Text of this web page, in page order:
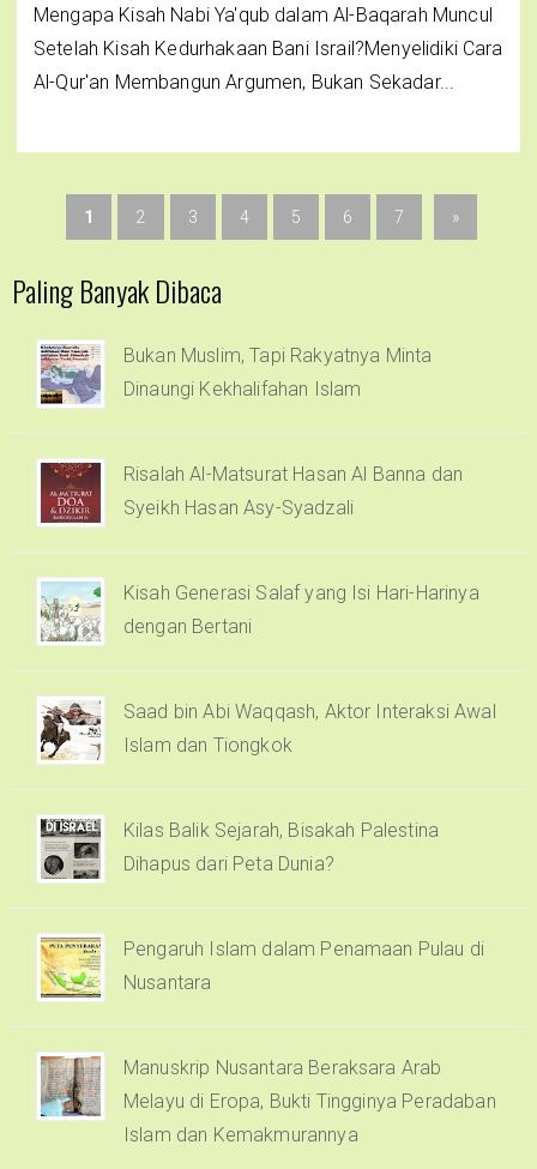
Mengapa Kisah Nabi Ya'qub dalam Al-Baqarah Muncul
Setelah Kisah Kedurhakaan Bani Israil?Menyelidiki Cara
Al-Qur'an Membangun Argumen, Bukan Sekadar...
1 2 3 4 5 6 7 »
Paling Banyak Dibaca
Bukan Muslim, Tapi Rakyatnya Minta
Dinaungi Kekhalifahan Islam
Risalah Al-Matsurat Hasan Al Banna dan
Syeikh Hasan Asy-Syadzali
Kisah Generasi Salaf yang Isi Hari-Harinya
dengan Bertani
Saad bin Abi Waqqash, Aktor Interaksi Awal
Islam dan Tiongkok
Kilas Balik Sejarah, Bisakah Palestina
Dihapus dari Peta Dunia?
Pengaruh Islam dalam Penamaan Pulau di
Nusantara
Manuskrip Nusantara Beraksara Arab
Melayu di Eropa, Bukti Tingginya Peradaban
Islam dan Kemakmurannya